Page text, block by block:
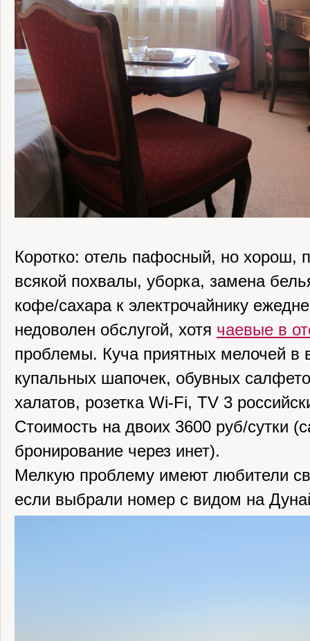
Коротко: отель пафосный, но хорош,
всякой похвалы, уборка, замена
кофе/сахара к электрочайнику
недоволен обслугой, хотя чаевые в
проблемы. Куча приятных мелочей в
купальных шапочек, обувных
халатов, розетка Wi-Fi, TV 3
Стоимость на двоих 3600 руб/сутки
бронирование через инет).
Мелкую проблему имеют любители
если выбрали номер с видом на